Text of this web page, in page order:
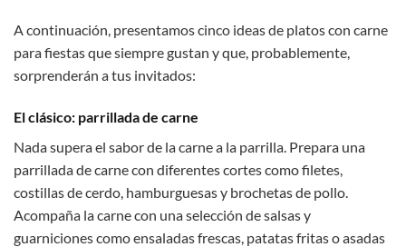
A continuación, presentamos cinco ideas de platos con carne
para fiestas que siempre gustan y que, probablemente,
sorprenderán a tus invitados:
El clásico: parrillada de carne
Nada supera el sabor de la carne a la parrilla. Prepara una
parrillada de carne con diferentes cortes como filetes,
costillas de cerdo, hamburguesas y brochetas de pollo.
Acompaña la carne con una selección de salsas y
guarniciones como ensaladas frescas, patatas fritas o asadas